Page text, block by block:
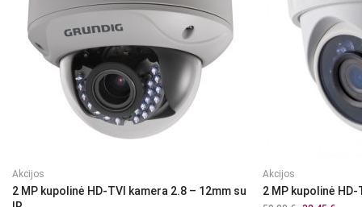
Akcijos
2 MP kupolinė HD-TVI kamera 2.8 – 12mm su
Akcijos
2 MP kupolinė